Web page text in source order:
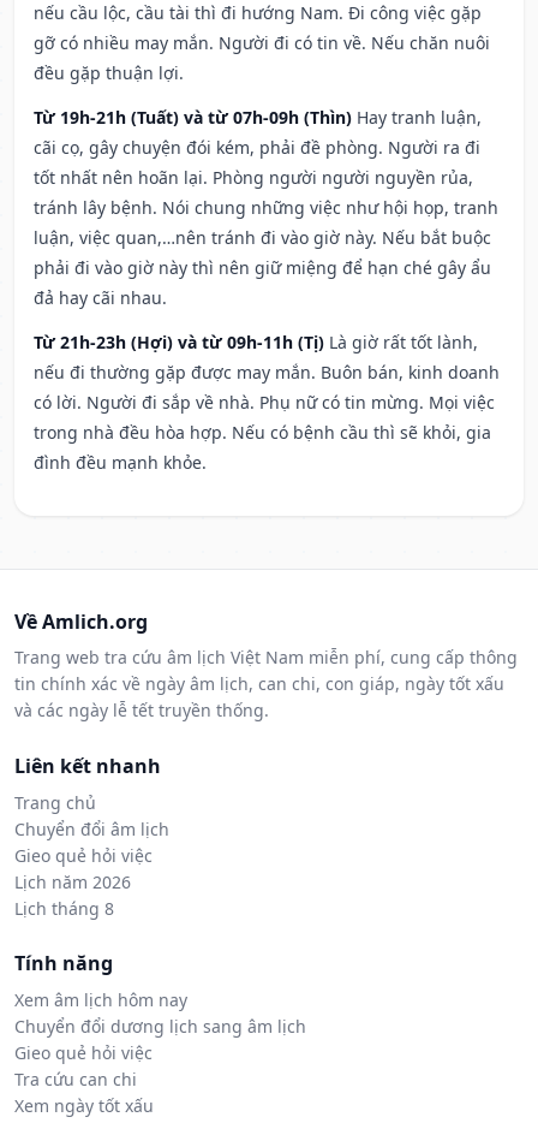
nếu cầu lộc, cầu tài thì đi hướng Nam. Đi công việc gặp
gỡ có nhiều may mắn. Người đi có tin về. Nếu chăn nuôi
đều gặp thuận lợi.
Từ 19h-21h (Tuất) và từ 07h-09h (Thìn) Hay tranh luận,
cãi cọ, gây chuyện đói kém, phải đề phòng. Người ra đi
tốt nhất nên hoãn lại. Phòng người người nguyền rủa,
tránh lây bệnh. Nói chung những việc như hội họp, tranh
luận, việc quan,…nên tránh đi vào giờ này. Nếu bắt buộc
phải đi vào giờ này thì nên giữ miệng để hạn ché gây ẩu
đả hay cãi nhau.
Từ 21h-23h (Hợi) và từ 09h-11h (Tị) Là giờ rất tốt lành,
nếu đi thường gặp được may mắn. Buôn bán, kinh doanh
có lời. Người đi sắp về nhà. Phụ nữ có tin mừng. Mọi việc
trong nhà đều hòa hợp. Nếu có bệnh cầu thì sẽ khỏi, gia
đình đều mạnh khỏe.
Về Amlich.org
Trang web tra cứu âm lịch Việt Nam miễn phí, cung cấp thông
tin chính xác về ngày âm lịch, can chi, con giáp, ngày tốt xấu
và các ngày lễ tết truyền thống.
Liên kết nhanh
Trang chủ
Chuyển đổi âm lịch
Gieo quẻ hỏi việc
Lịch năm 2026
Lịch tháng 8
Tính năng
Xem âm lịch hôm nay
Chuyển đổi dương lịch sang âm lịch
Gieo quẻ hỏi việc
Tra cứu can chi
Xem ngày tốt xấu